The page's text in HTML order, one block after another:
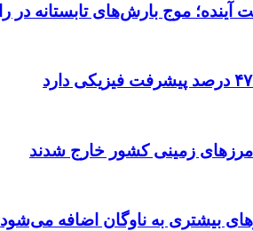
بیشتری به ناوگان اضافه می‌شود